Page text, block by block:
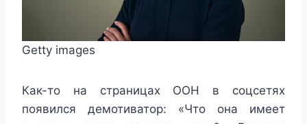
Getty images
Как-то на страницах ООН в соцсетях
появился демотиватор: «Что она имеет